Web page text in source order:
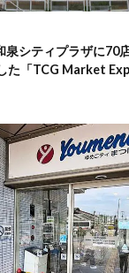
泉シティプラザに70
た「TCG Market